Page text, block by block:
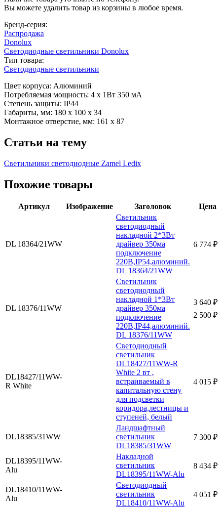
Вы можете удалить товар из корзины в любое время.
Бренд-серия:
Распродажа
Donolux
Светодиодные светильники Donolux
Тип товара:
Светодиодные светильники
Цвет корпуса: Алюминий
Потребляемая мощность: 4 х 1Вт 350 мА
Степень защиты: IP44
Габариты, мм: 180 х 100 х 34
Монтажное отверстие, мм: 161 х 87
Статьи на тему
Светильники светодиодные Zamel Ledix
Похожие товары
Артикул Изображение Заголовок Цена
DL 18364/21WW
Светильник
светодиодный
накладной 2*3Вт
драйвер 350ма
подключение
220В,IP54,алюминий.
DL 18364/21WW
6 774 ₽
DL 18376/11WW
Светильник
светодиодный
накладной 1*3Вт
драйвер 350ма
подключение
220В,IP44,алюминий.
DL 18376/11WW
3 640 ₽
2 500 ₽
DL18427/11WW-
R White
Cветодиодный
светильник
DL18427/11WW-R
White 2 вт ,
встраиваемый в
капитальную стену
для подсветки
коридора,лестницы и
ступеней, белый
4 015 ₽
DL18385/31WW
Ландшафтный
светильник
DL18385/31WW
7 300 ₽
DL18395/11WW-
Alu
Накладной
светильник
DL18395/11WW-Alu
8 434 ₽
DL18410/11WW-
Alu
Cветодиодный
светильник
DL18410/11WW-Alu
4 051 ₽